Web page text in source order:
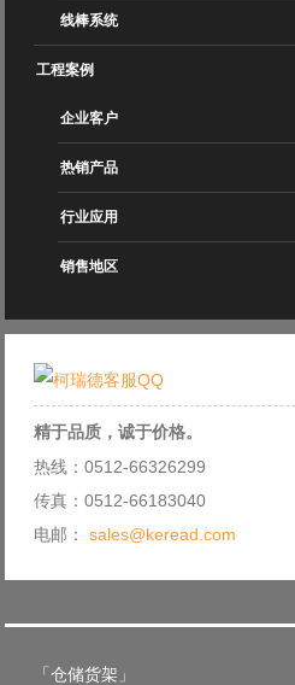
线棒系统
工程案例
企业客户
热销产品
行业应用
销售地区
精于品质，诚于价格。
热线：0512-66326299
传真：0512-66183040
电邮： sales@keread.com
「仓储货架」